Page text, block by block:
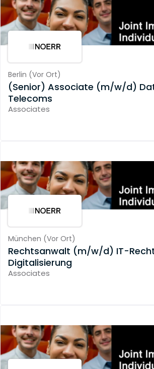
Berlin (Vor Ort)
(Senior) Associate (m/w/d)
Telecoms
Associates
München (Vor Ort)
Rechtsanwalt (m/w/d) IT-
Digitalisierung
Associates